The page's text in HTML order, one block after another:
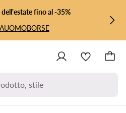
fino al -35%
UOMOBORSE
stile